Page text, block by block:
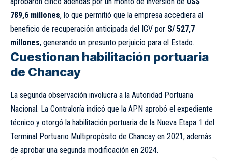
789,6 millones, lo que permitió que la empresa accediera al
beneficio de recuperación anticipada del IGV por S/ 527,7
millones, generando un presunto perjuicio para el Estado.
Cuestionan habilitación portuaria
de Chancay
La segunda observación involucra a la Autoridad Portuaria
Nacional. La Contraloría indicó que la APN aprobó el expediente
técnico y otorgó la habilitación portuaria de la Nueva Etapa 1 del
Terminal Portuario Multipropósito de Chancay en 2021, además
de aprobar una segunda modificación en 2024.